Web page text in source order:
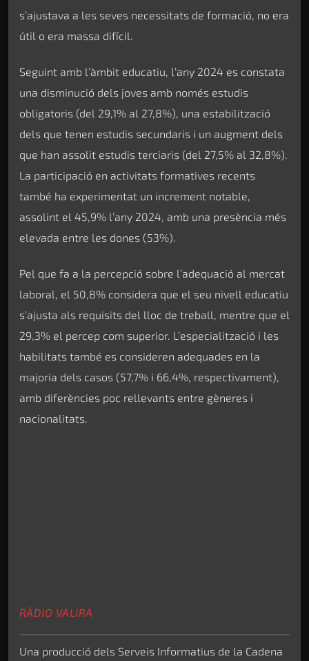
s’ajustava a les seves necessitats de formació, no era
útil o era massa difícil.
Seguint amb l’àmbit educatiu, l’any 2024 es constata
una disminució dels joves amb només estudis
obligatoris (del 29,1% al 27,8%), una estabilització
dels que tenen estudis secundaris i un augment dels
que han assolit estudis terciaris (del 27,5% al 32,8%).
La participació en activitats formatives recents
també ha experimentat un increment notable,
assolint el 45,9% l’any 2024, amb una presència més
elevada entre les dones (53%).
Pel que fa a la percepció sobre l’adequació al mercat
laboral, el 50,8% considera que el seu nivell educatiu
s’ajusta als requisits del lloc de treball, mentre que el
29,3% el percep com superior. L’especialització i les
habilitats també es consideren adequades en la
majoria dels casos (57,7% i 66,4%, respectivament),
amb diferències poc rellevants entre gèneres i
nacionalitats.
RÀDIO VALIRA
Una producció dels Serveis Informatius de la Cadena